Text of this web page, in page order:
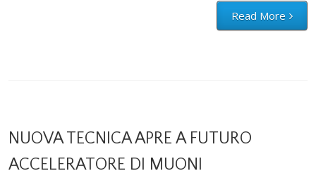
Read More
NUOVA TECNICA APRE A FUTURO
ACCELERATORE DI MUONI